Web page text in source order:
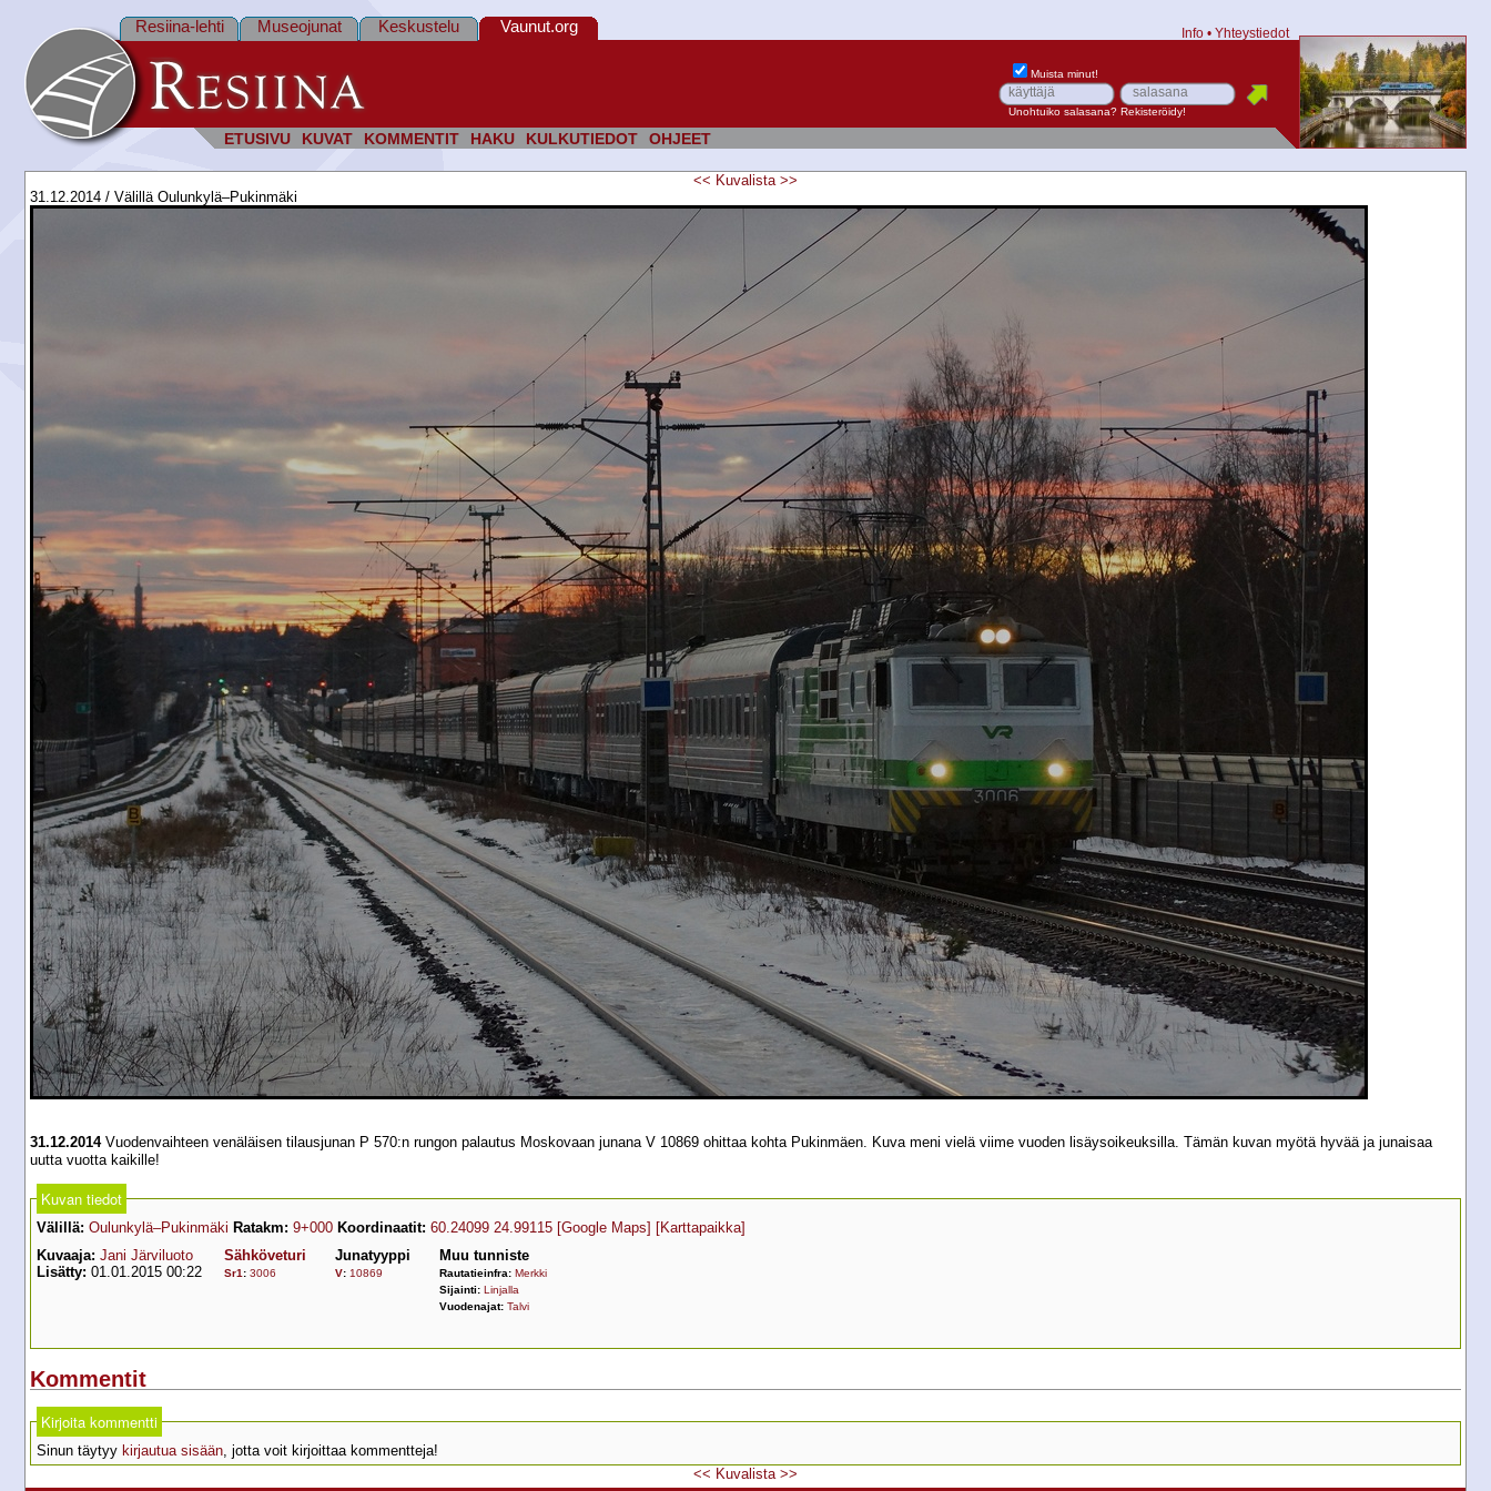
ETUSIVU KUVAT KOMMENTIT HAKU KULKUTIEDOT OHJEET
Resiina-lehti Museojunat Keskustelu Vaunut.org Info • Yhteystiedot
Muista minut!
Unohtuiko salasana? Rekisteröidy!
<< Kuvalista >>
31.12.2014 / Välillä Oulunkylä–Pukinmäki
31.12.2014Vuodenvaihteen venäläisen tilausjunan P 570:n rungon palautus Moskovaan junana V 10869 ohittaa kohta Pukinmäen. Kuva meni vielä viime vuoden lisäysoikeuksilla. Tämän kuvan myötä hyvää ja junaisaa
uutta vuotta kaikille!
Kuvan tiedot
Välillä: Oulunkylä–Pukinmäki Ratakm: 9+000 Koordinaatit: 60.24099 24.99115 [Google Maps] [Karttapaikka]
Kuvaaja: Jani Järviluoto
Lisätty: 01.01.2015 00:22
Sähköveturi
Sr1 : 3006
Junatyyppi
V: 10869
Muu tunniste
Rautatieinfra: Merkki
Sijainti: Linjalla
Vuodenajat: Talvi
Kommentit
Kirjoita kommentti
Sinun täytyy kirjautua sisään, jotta voit kirjoittaa kommentteja!
<< Kuvalista >>